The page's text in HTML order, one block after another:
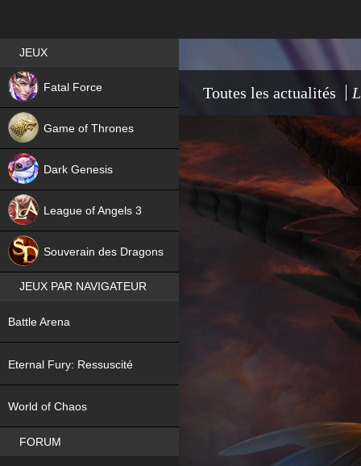
Toutes les actualités
Best RPG games in France
JEUX
Fatal Force
NEW
Game of Thrones
Dark Genesis
League of Angels 3
Souverain des Dragons
JEUX PAR NAVIGATEUR
Battle Arena
Eternal Fury: Ressuscité
World of Chaos
FORUM